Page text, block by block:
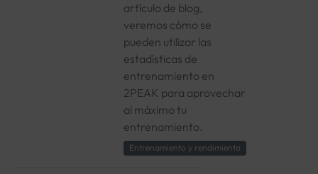
artículo de blog,
veremos cómo se
pueden utilizar las
estadísticas de
entrenamiento en
2PEAK para aprovechar
al máximo tu
entrenamiento.
Entrenamiento y rendimiento